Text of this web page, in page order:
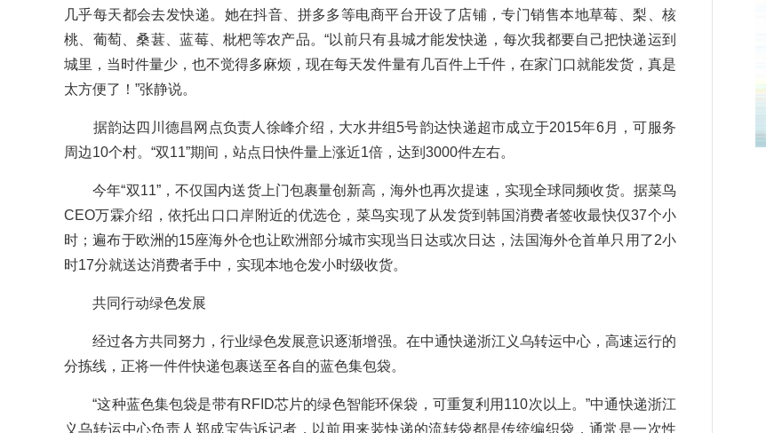
几乎每天都会去发快递。她在抖音、拼多多等电商平台开设了店铺，专门销售本地草莓、梨、核
桃、葡萄、桑葚、蓝莓、枇杷等农产品。“以前只有县城才能发快递，每次我都要自己把快递运到
城里，当时件量少，也不觉得多麻烦，现在每天发件量有几百件上千件，在家门口就能发货，真是
太方便了！”张静说。
据韵达四川德昌网点负责人徐峰介绍，大水井组5号韵达快递超市成立于2015年6月，可服务
周边10个村。“双11”期间，站点日快件量上涨近1倍，达到3000件左右。
今年“双11”，不仅国内送货上门包裹量创新高，海外也再次提速，实现全球同频收货。据菜鸟
CEO万霖介绍，依托出口口岸附近的优选仓，菜鸟实现了从发货到韩国消费者签收最快仅37个小
时；遍布于欧洲的15座海外仓也让欧洲部分城市实现当日达或次日达，法国海外仓首单只用了2小
时17分就送达消费者手中，实现本地仓发小时级收货。
共同行动绿色发展
经过各方共同努力，行业绿色发展意识逐渐增强。在中通快递浙江义乌转运中心，高速运行的
分拣线，正将一件件快递包裹送至各自的蓝色集包袋。
“这种蓝色集包袋是带有RFID芯片的绿色智能环保袋，可重复利用110次以上。”中通快递浙江
义乌转运中心负责人郑成宝告诉记者，以前用来装快递的流转袋都是传统编织袋，通常是一次性